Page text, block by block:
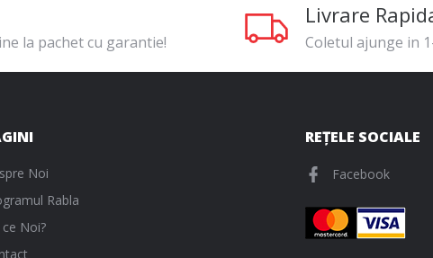
la pachet cu garantie!
Livrare
Coletul ajunge in
Noi
Rabla
ce Noi?
REȚELE SOCIALE
Facebook